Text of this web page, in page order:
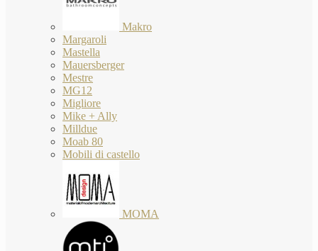
Makro
Margaroli
Mastella
Mauersberger
Mestre
MG12
Migliore
Mike + Ally
Milldue
Moab 80
Mobili di castello
MOMA